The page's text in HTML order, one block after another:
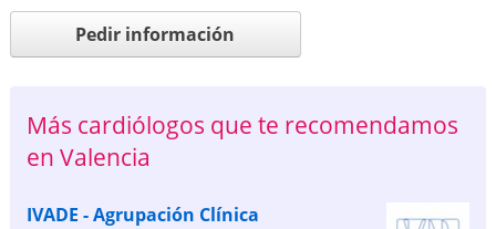
Pedir información
Más cardiólogos que te recomendamos
en Valencia
IVADE - Agrupación Clínica